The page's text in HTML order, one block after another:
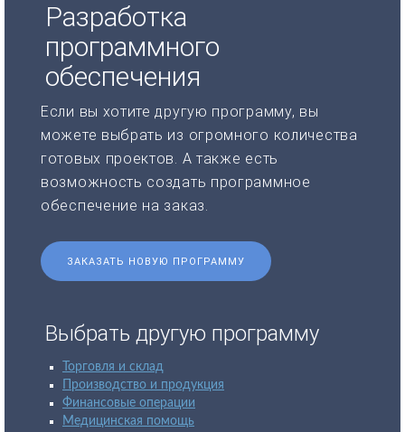
Разработка
программного
обеспечения
Если вы хотите другую программу, вы
можете выбрать из огромного количества
готовых проектов. А также есть
возможность создать программное
обеспечение на заказ.
ЗАКАЗАТЬ НОВУЮ ПРОГРАММУ
Выбрать другую программу
Торговля и склад
Производство и продукция
Финансовые операции
Медицинская помощь